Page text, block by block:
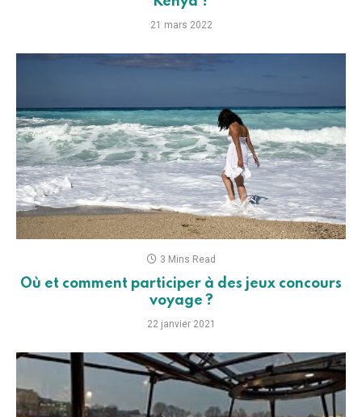
21 mars 2022
3 Mins Read
Où et comment participer à des jeux concours
voyage ?
22 janvier 2021